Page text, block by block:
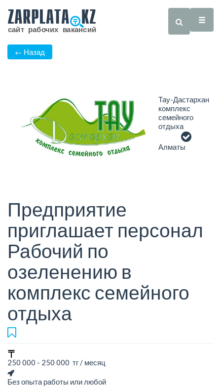
← Назад
Тау-Дастархан
комплекс
семейного
отдыха
Алматы
Предприятие
приглашает персонал
Рабочий по
озеленению в
комплекс семейного
отдыха
250 000 - 250 000 тг / месяц
Без опыта работы или любой